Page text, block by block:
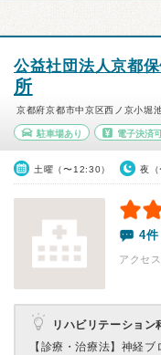
公益社団法人京都
所
京都府京都市中京区西ノ京小堀
駐車場あり 電子決済
土曜（〜12:30） 夜（
4件
アクセ
リハビリテーション
【診療・治療法】 神経ブ